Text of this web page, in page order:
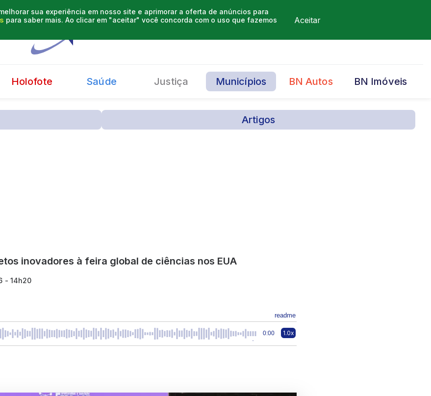
sua experiência em nosso site e aprimorar a oferta de anúncios para
para saber mais. Ao clicar em "aceitar" você concorda com o uso que fazemos
Aceitar
Holofote Saúde Justiça Municípios BN Autos BN Imóveis
Artigos
inovadores à feira global de ciências nos EUA
- 14h20
readme
0:00 1.0x